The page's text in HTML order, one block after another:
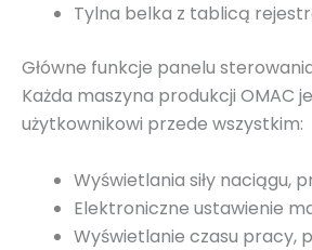
Tylna belka z tablicą
Główne funkcje panelu
Każda maszyna produkcji
użytkownikowi przede wszystkim:
Wyświetlania siły naciągu,
Elektroniczne ustawienie
Wyświetlanie czasu pracy,